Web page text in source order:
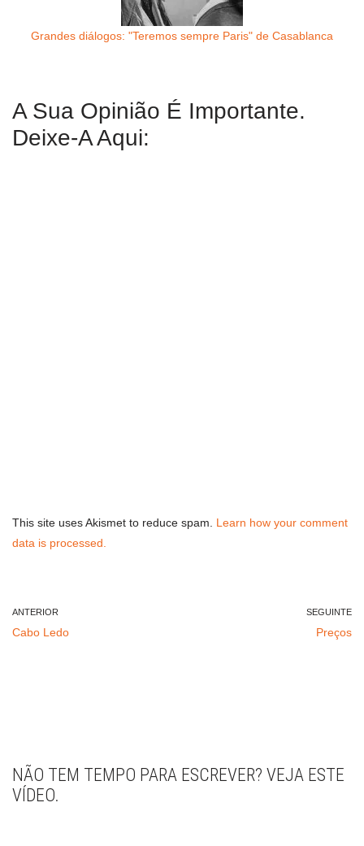
Grandes diálogos: "Teremos sempre Paris" de Casablanca
A Sua Opinião É Importante.
Deixe-A Aqui:
This site uses Akismet to reduce spam. Learn how your comment
data is processed.
ANTERIOR
Cabo Ledo
SEGUINTE
Preços
NÃO TEM TEMPO PARA ESCREVER? VEJA ESTE
VÍDEO.